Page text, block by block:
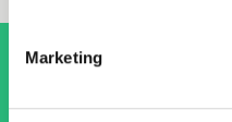
Marketing